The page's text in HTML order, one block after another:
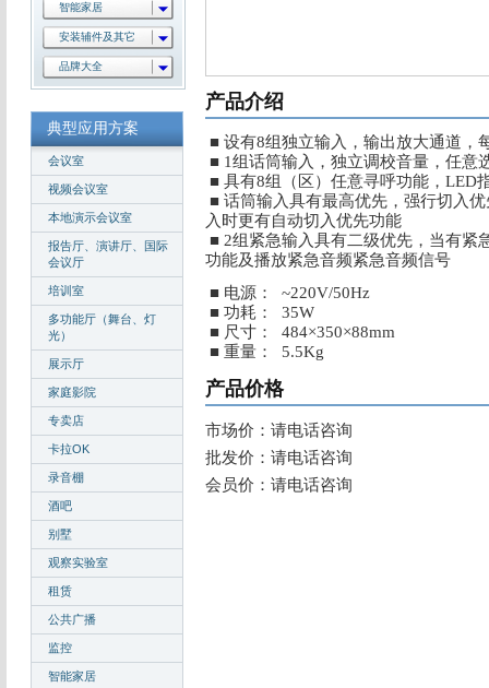
产品介绍
■ 设有8组独立输入，输出放大通道，
■ 1组话筒输入，独立调校音量，任意
■ 具有8组（区）任意寻呼功能，LED
■ 话筒输入具有最高优先，强行切入
入时更有自动切入优先功能
■ 2组紧急输入具有二级优先，当有紧
功能及播放紧急音频紧急音频信号
■ 电源： ~220V/50Hz
■ 功耗： 35W
■ 尺寸： 484×350×88mm
■ 重量： 5.5Kg
产品价格
市场价：请电话咨询
批发价：请电话咨询
会员价：请电话咨询
智能家居
安装辅件及其它
品牌大全
典型应用方案
会议室
视频会议室
本地演示会议室
报告厅、演讲厅、国际
会议厅
培训室
多功能厅（舞台、灯
光）
展示厅
家庭影院
专卖店
卡拉OK
录音棚
酒吧
别墅
观察实验室
租赁
公共广播
监控
智能家居